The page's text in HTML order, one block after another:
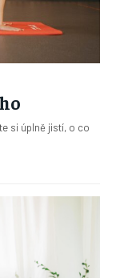
si úplně jistí, o co